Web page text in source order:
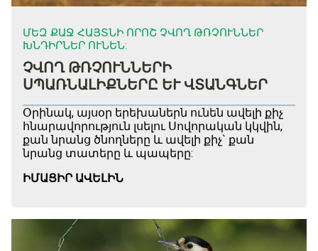
ՄԵԶ ՔԱՋ ՀԱՅՏՆԻ ՈՐՈՇ ՉՎՈՂ ԹՌՉՈՒՆՆԵՐ
ԽՆԴԻՐՆԵՐ ՈՒՆԵՆ:
ՉՎՈՂ ԹՌՉՈՒՆՆԵՐԻ
ՍՊԱՌՆԱԼԻՔՆԵՐԸ ԵՒ ՎՏԱՆԳՆԵՐ
Օրինակ, այսօր երեխաներն ունեն ավելի քիչ
հնարավորություն լսելու Սովորական կկվին,
քան նրանց ծնողները և ավելի քիչ` քան
նրանց տատերը և պապերը:
ԻՄԱՑԻՐ ԱՎԵԼԻՆ